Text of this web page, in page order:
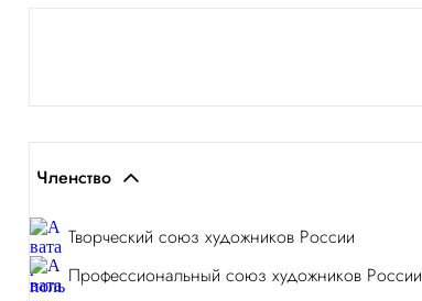
Членство
Творческий союз художников России
Профессиональный союз художников России